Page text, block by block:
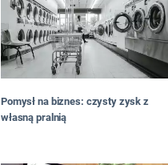
Pomysł na biznes: czysty zysk z
własną pralnią